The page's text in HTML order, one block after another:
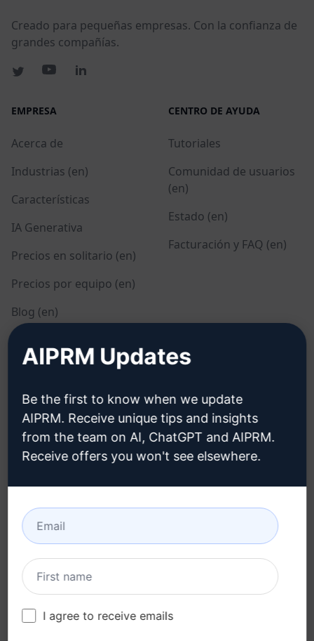
Creado para pequeñas empresas. Con la confianza de
grandes compañías.
EMPRESA
Acerca de
Industrias (en)
Características
IA Generativa
Precios en solitario (en)
Precios por equipo (en)
Blog (en)
CENTRO DE AYUDA
Tutoriales
Comunidad de usuarios
(en)
Estado (en)
Facturación y FAQ (en)
LEGAL
Política de privacidad
(en)
Política de uso aceptable
(en)
Condiciones de uso (en)
Términos de las
extensiones del
navegador (en)
Condiciones de
facturación (en)
DESCARGAR
Cómo instalar
Google Chrome
Microsoft Edge
AIPRM Updates
Be the first to know when we update
AIPRM. Receive unique tips and insights
from the team on AI, ChatGPT and AIPRM.
Receive offers you won't see elsewhere.
I agree to receive emails